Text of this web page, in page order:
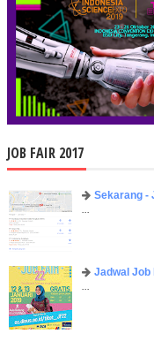
JOB FAIR 2017
Sekarang -
...
Jadwal Job
...